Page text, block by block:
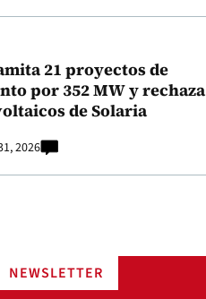
21 proyectos de
por 352 MW y rechaza
de Solaria
2026
NEWSLETTER